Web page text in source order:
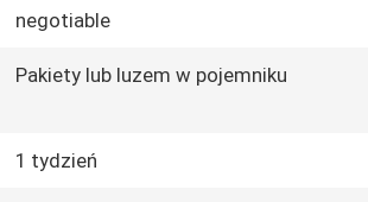
negotiable
Pakiety lub luzem w pojemniku
1 tydzień